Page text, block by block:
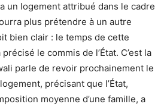
un logement attribué dans le cadre
plus prétendre à un autre
bien clair : le temps de cette
le commis de l’État. C’est la
parle de revoir prochainement le
précisant que l’État,
moyenne d’une famille, a